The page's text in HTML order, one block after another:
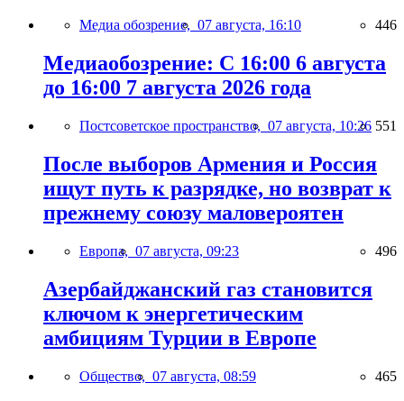
Медиа обозрение, 07 августа, 16:10 446
Медиаобозрение: С 16:00 6 августа
до 16:00 7 августа 2026 года
Постсоветское пространство, 07 августа, 10:26 551
После выборов Армения и Россия
ищут путь к разрядке, но возврат к
прежнему союзу маловероятен
Европа, 07 августа, 09:23 496
Азербайджанский газ становится
ключом к энергетическим
амбициям Турции в Европе
Общество, 07 августа, 08:59 465